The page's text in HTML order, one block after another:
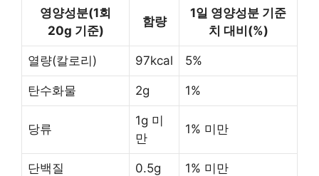
영양성분(1회
20g 기준)
함량
1일 영양성분 기준
치 대비(%)
열량(칼로리) 97kcal 5%
탄수화물 2g 1%
당류
1g 미
만
1% 미만
단백질 0.5g 1% 미만